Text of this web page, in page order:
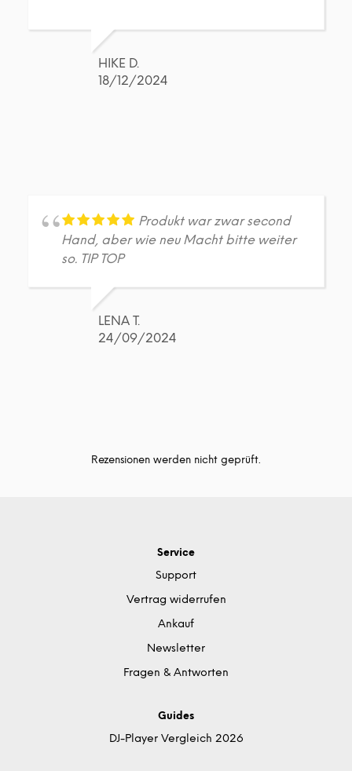
HIKE D.
18/12/2024
Produkt war zwar second
Hand, aber wie neu Macht bitte weiter
so. TIP TOP
LENA T.
24/09/2024
Rezensionen werden nicht geprüft.
Service
Support
Vertrag widerrufen
Ankauf
Newsletter
Fragen & Antworten
Guides
DJ-Player Vergleich 2026